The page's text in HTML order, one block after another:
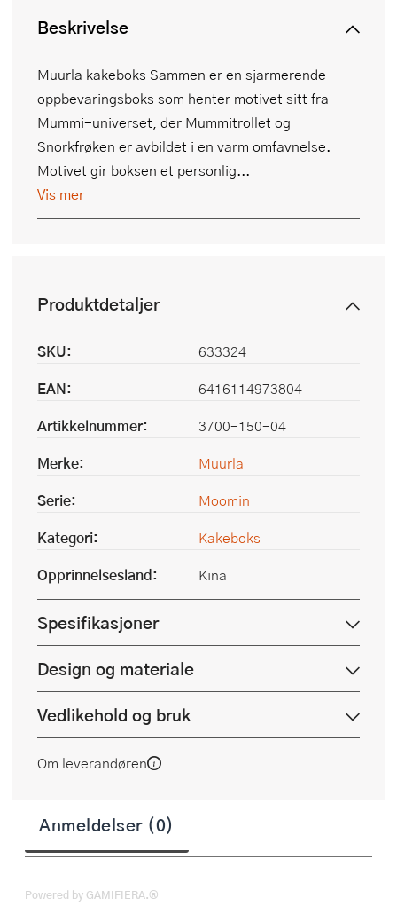
Beskrivelse
Muurla kakeboks Sammen er en sjarmerende
oppbevaringsboks som henter motivet sitt fra
Mummi-universet, der Mummitrollet og
Snorkfrøken er avbildet i en varm omfavnelse.
Motivet gir boksen et personlig...
Vis mer
Produktdetaljer
SKU:
633324
EAN:
6416114973804
Artikkelnummer:
3700-150-04
Merke:
Muurla
Serie:
Moomin
Kategori:
Kakeboks
Opprinnelsesland:
Kina
Spesifikasjoner
Design og materiale
Vedlikehold og bruk
Om leverandøren
Anmeldelser (0)
Powered by GAMIFIERA.®